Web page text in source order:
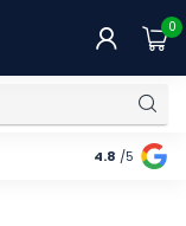
0
Gratis
4.8 /5